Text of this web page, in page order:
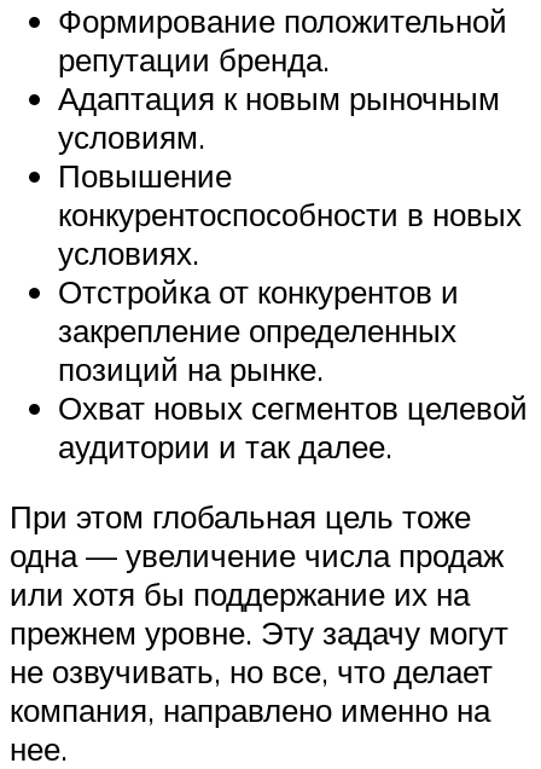
Формирование положительной
репутации бренда.
Адаптация к новым рыночным
условиям.
Повышение
конкурентоспособности в новых
условиях.
Отстройка от конкурентов и
закрепление определенных
позиций на рынке.
Охват новых сегментов целевой
аудитории и так далее.
При этом глобальная цель тоже
одна — увеличение числа продаж
или хотя бы поддержание их на
прежнем уровне. Эту задачу могут
не озвучивать, но все, что делает
компания, направлено именно на
нее.